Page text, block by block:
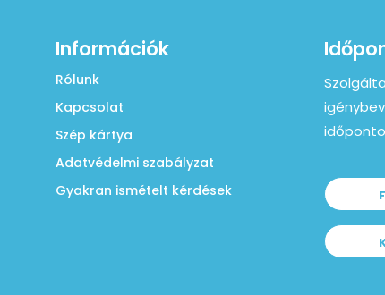
Információk
Rólunk
Kapcsolat
Szép kártya
Adatvédelmi szabályzat
Gyakran ismételt kérdések